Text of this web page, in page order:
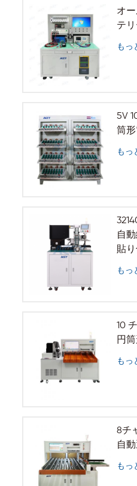
オ
テ
もっ
5V
筒
もっ
自
貼
もっ
10
円
もっ
8チ
自
もっ